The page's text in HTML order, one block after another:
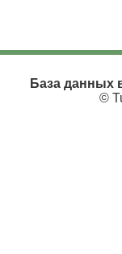
База данных
©